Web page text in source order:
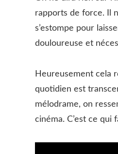
rapports de force. Il
s’estompe pour
douloureuse et
Heureusement cela
quotidien est
mélodrame, on
cinéma. C’est ce qui